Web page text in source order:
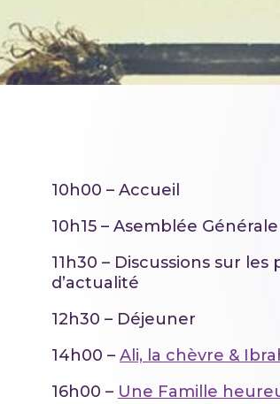
10h00 – Accueil
10h15 – Asemblée
11h30 – Discussions sur
d’actualité
12h30 – Déjeuner
14h00 – Ali, la chèvre &
16h00 – Une Famille